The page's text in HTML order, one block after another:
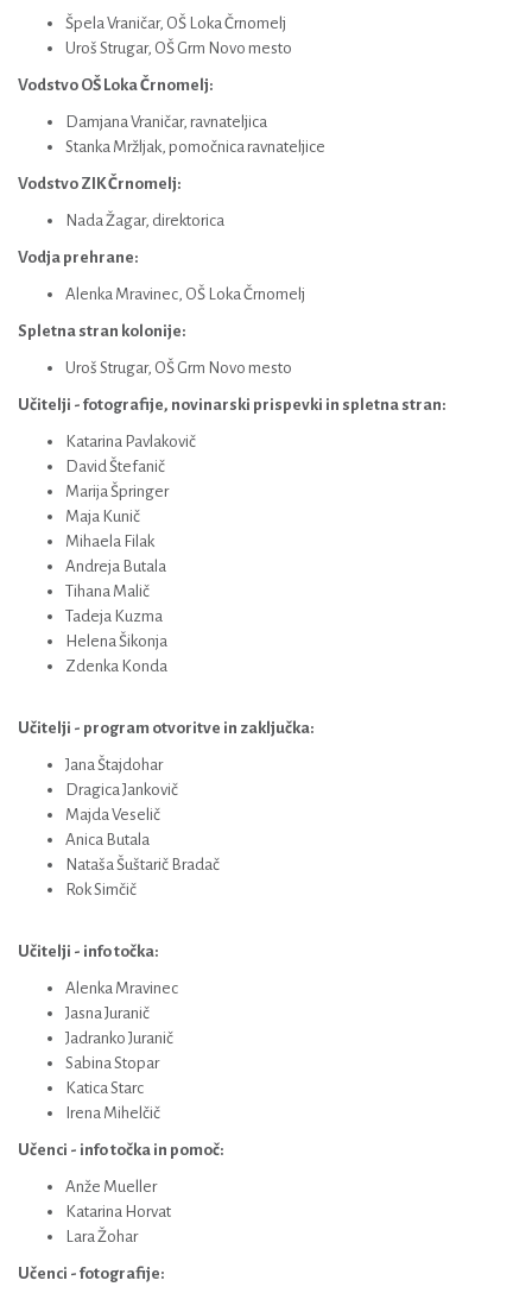
Špela Vraničar, OŠ Loka Črnomelj
Uroš Strugar, OŠ Grm Novo mesto
Vodstvo OŠ Loka Črnomelj:
Damjana Vraničar, ravnateljica
Stanka Mržljak, pomočnica ravnateljice
Vodstvo ZIK Črnomelj:
Nada Žagar, direktorica
Vodja prehrane:
Alenka Mravinec, OŠ Loka Črnomelj
Spletna stran kolonije:
Uroš Strugar, OŠ Grm Novo mesto
Učitelji - fotografije, novinarski prispevki in spletna stran:
Katarina Pavlakovič
David Štefanič
Marija Špringer
Maja Kunič
Mihaela Filak
Andreja Butala
Tihana Malič
Tadeja Kuzma
Helena Šikonja
Zdenka Konda
Učitelji - program otvoritve in zaključka:
Jana Štajdohar
Dragica Jankovič
Majda Veselič
Anica Butala
Nataša Šuštarič Bradač
Rok Simčič
Učitelji - info točka:
Alenka Mravinec
Jasna Juranič
Jadranko Juranič
Sabina Stopar
Katica Starc
Irena Mihelčič
Učenci - info točka in pomoč:
Anže Mueller
Katarina Horvat
Lara Žohar
Učenci - fotografije: